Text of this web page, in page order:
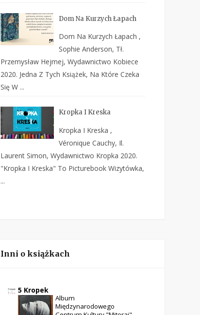
Dom Na Kurzych Łapach
Dom Na Kurzych Łapach ,
Sophie Anderson, Tł.
Przemysław Hejmej, Wydawnictwo Kobiece
2020. Jedna Z Tych Książek, Na Które Czeka
Się W ...
Kropka I Kreska
Kropka I Kreska ,
Véronique Cauchy, Il.
Laurent Simon, Wydawnictwo Kropka 2020.
"Kropka I Kreska" To Picturebook Wizytówka,
...
Inni o książkach
5 Kropek
Album
Międzynarodowego